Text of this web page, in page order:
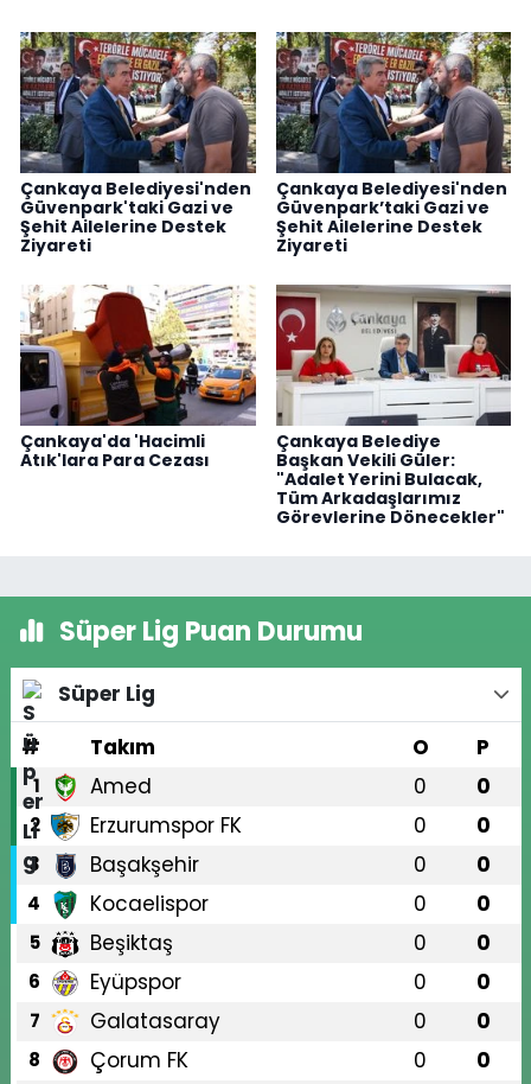
Çankaya Belediyesi'nden
Güvenpark'taki Gazi ve
Şehit Ailelerine Destek
Ziyareti
Çankaya Belediyesi'nden
Güvenpark’taki Gazi ve
Şehit Ailelerine Destek
Ziyareti
Çankaya'da 'Hacimli
Atık'lara Para Cezası
Çankaya Belediye
Başkan Vekili Güler:
"Adalet Yerini Bulacak,
Tüm Arkadaşlarımız
Görevlerine Dönecekler"
Süper Lig Puan Durumu
Süper Lig
#
Takım O P
1 Amed 0 0
2 Erzurumspor FK 0 0
3 Başakşehir 0 0
4 Kocaelispor 0 0
5 Beşiktaş 0 0
6 Eyüpspor 0 0
7 Galatasaray 0 0
8 Çorum FK 0 0